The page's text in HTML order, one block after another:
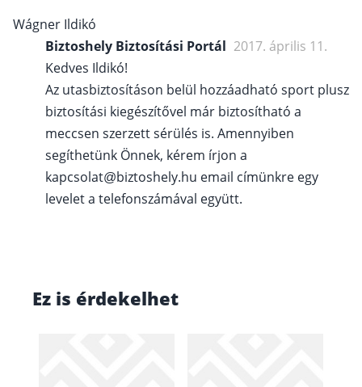
Wágner Ildikó
Biztoshely Biztosítási Portál 2017. április 11.
Kedves Ildikó!
Az utasbiztosításon belül hozzáadható sport plusz
biztosítási kiegészítővel már biztosítható a
meccsen szerzett sérülés is. Amennyiben
segíthetünk Önnek, kérem írjon a
kapcsolat@biztoshely.hu email címünkre egy
levelet a telefonszámával együtt.
Ez is érdekelhet